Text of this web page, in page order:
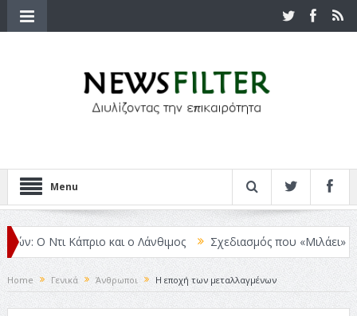
Menu
Ντι Κάπριο και ο Λάνθιμος Σχεδιασμός που «Μιλάει» Χωρίς
Home Γενικά Άνθρωποι Η εποχή των μεταλλαγμένων